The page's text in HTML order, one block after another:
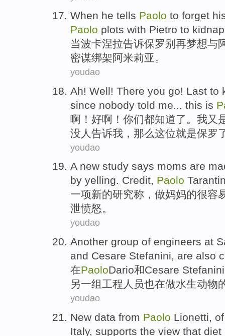
When he tells Paolo to forget
Paolo plots with Pietro to kidnap
当波卡涅拉告诉保罗别 再梦想与
密谋绑架阿米莉亚。
youdao
Ah! Well! There you go! Last to
since nobody told me ... this is
啊 ！ 好啊！ 你们都知道了。 我又
没人 告诉我 ，那么这位就是保罗
youdao
A new study says moms are
by yelling. Credit, Paolo
一项新的研究称 ， 做妈妈的很容
泄愤怒。
youdao
Another group of engineers at
and Cesare Stefanini, are also
在PaoloDario和Cesare Stefanini
另一组工程 人员也在做水生动物
youdao
New data from Paolo Lionetti, of
Italy, supports the view that diet